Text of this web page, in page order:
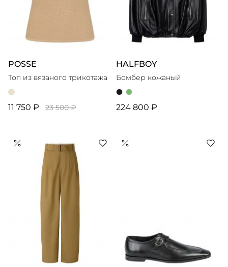
POSSE
Топ из вязаного трикотажа
11 750 ₽ 23 500 ₽
HALFBOY
Бомбер кожаный
224 800 ₽